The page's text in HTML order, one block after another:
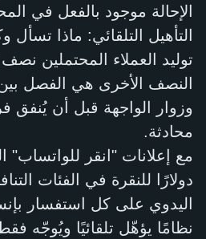
الإحالة موجود بالفعل في
التأهيل التلقائي: ماذا
توليد العملاء المحتملين
النصف الأخرى هي الفصل
وزوار الواجهة قبل أن يُنفق
محادثة.
دولارًا للنقرة في الفئات
اليدوي على كل استفسار
نظامًا يؤهّل تلقائيًا ويُوجّه